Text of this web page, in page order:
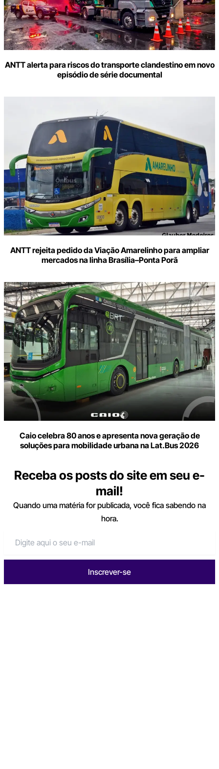
ANTT alerta para riscos do transporte clandestino em novo
episódio de série documental
ANTT rejeita pedido da Viação Amarelinho para ampliar
mercados na linha Brasília–Ponta Porã
Caio celebra 80 anos e apresenta nova geração de
soluções para mobilidade urbana na Lat.Bus 2026
Receba os posts do site em seu e-
mail!
Quando uma matéria for publicada, você fica sabendo na
hora.
Inscrever-se